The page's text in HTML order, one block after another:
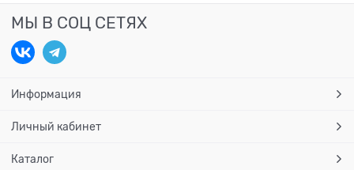
МЫ В СОЦ СЕТЯХ
Информация
Личный кабинет
Каталог